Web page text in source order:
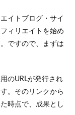
イトブログ・サイ
ィリエイトを始め
ですので、まずは
のURLが発行され
。そのリンクから
時点で、成果とし